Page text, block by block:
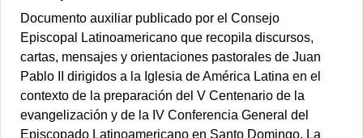
Documento auxiliar publicado por el Consejo
Episcopal Latinoamericano que recopila discursos,
cartas, mensajes y orientaciones pastorales de Juan
Pablo II dirigidos a la Iglesia de América Latina en el
contexto de la preparación del V Centenario de la
evangelización y de la IV Conferencia General del
Episcopado Latinoamericano en Santo Domingo. La